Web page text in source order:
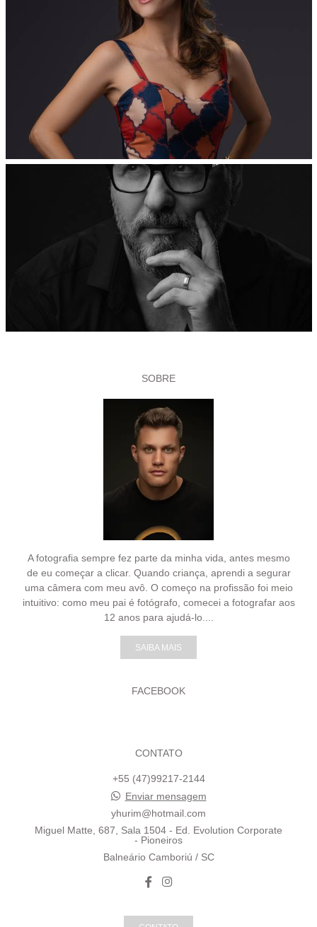
SOBRE
A fotografia sempre fez parte da minha vida, antes mesmo
de eu começar a clicar. Quando criança, aprendi a segurar
uma câmera com meu avô. O começo na profissão foi meio
intuitivo: como meu pai é fotógrafo, comecei a fotografar aos
12 anos para ajudá-lo....
SAIBA MAIS
FACEBOOK
CONTATO
+55 (47)99217-2144
Enviar mensagem
yhurim@hotmail.com
Miguel Matte, 687, Sala 1504 - Ed. Evolution Corporate
- Pioneiros
Balneário Camboriú / SC